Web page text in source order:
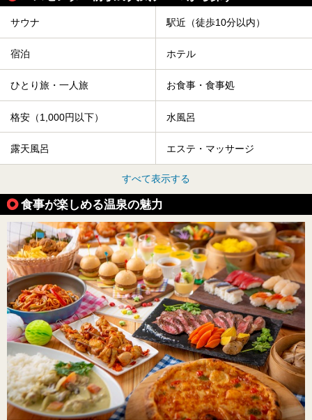
サウナ 駅近（徒歩10分以内）
宿泊 ホテル
ひとり旅・一人旅 お食事・食事処
格安（1,000円以下） 水風呂
露天風呂 エステ・マッサージ
すべて表示する
食事が楽しめる温泉の魅力